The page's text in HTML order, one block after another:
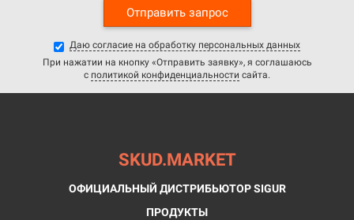
Отправить запрос
Даю согласие на обработку персональных данных
При нажатии на кнопку «Отправить заявку», я соглашаюсь
с политикой конфиденциальности сайта.
SKUD.MARKET
ОФИЦИАЛЬНЫЙ ДИСТРИБЬЮТОР SIGUR
ПРОДУКТЫ